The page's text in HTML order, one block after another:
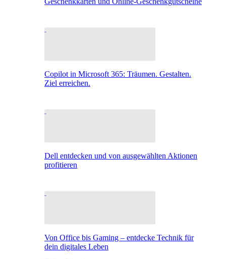
Copilot in Microsoft 365: Träumen. Gestalten.
Ziel erreichen.
Dell entdecken und von ausgewählten Aktionen
profitieren
Von Office bis Gaming – entdecke Technik für
dein digitales Leben